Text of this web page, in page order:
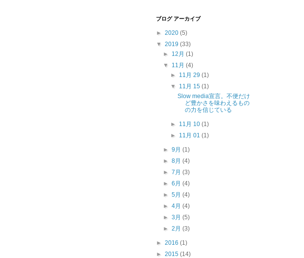
ブログ アーカイブ
► 2020 (5)
▼ 2019 (33)
► 12月(1)
▼ 11月(4)
► 11月 29 (1)
▼ 11月 15 (1)
Slow media宣言。不便だけ
ど豊かさを味わえるもの
の力を信じている
► 11月 10 (1)
► 11月 01 (1)
►9月(1)
►8月(4)
►7月(3)
►6月(4)
►5月(4)
►4月(4)
►3月(5)
►2月(3)
► 2016 (1)
► 2015 (14)